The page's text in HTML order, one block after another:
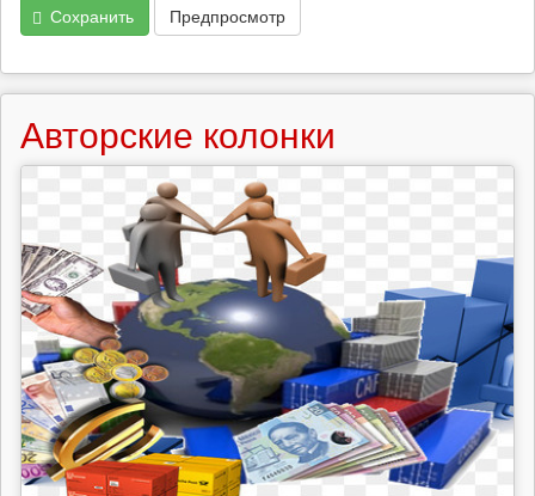
Сохранить Предпросмотр
Авторские колонки